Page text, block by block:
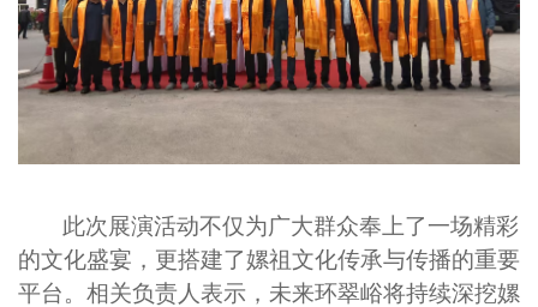
此次展演活动不仅为广大群众奉上了一场精彩
的文化盛宴，更搭建了嫘祖文化传承与传播的重要
平台。相关负责人表示，未来环翠峪将持续深挖嫘